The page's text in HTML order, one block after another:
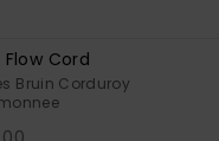
Flow Cord
Bruin Corduroy